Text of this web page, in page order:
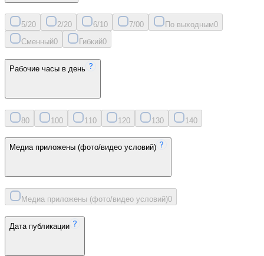
5/20 2/20 6/10 7/00 По выходным0
Сменный0 Гибкий0
Рабочие часы в день
80 100 11 0 120 130 140
Медиа приложены (фото/видео условий)
Медиа приложены (фото/видео условий)0
Дата публикации